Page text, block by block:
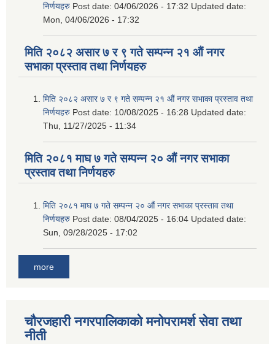
निर्णयहरु Post date: 04/06/2026 - 17:32 Updated date:
Mon, 04/06/2026 - 17:32
मिति २०८२ असार ७ र ९ गते सम्पन्न २१ औं नगर
सभाका प्रस्ताव तथा निर्णयहरु
मिति २०८२ असार ७ र ९ गते सम्पन्न २१ औं नगर सभाका प्रस्ताव तथा
निर्णयहरु Post date: 10/08/2025 - 16:28 Updated date:
Thu, 11/27/2025 - 11:34
मिति २०८१ माघ ७ गते सम्पन्न २० औं नगर सभाका
प्रस्ताव तथा निर्णयहरु
मिति २०८१ माघ ७ गते सम्पन्न २० औं नगर सभाका प्रस्ताव तथा
निर्णयहरु Post date: 08/04/2025 - 16:04 Updated date:
Sun, 09/28/2025 - 17:02
more
चौरजहारी नगरपालिकाको मनोपरामर्श सेवा तथा
नीती